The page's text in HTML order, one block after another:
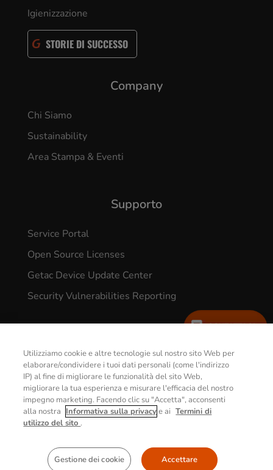
Igienizzazione
STORIE DI SUCCESSO
Company
Chi Siamo
Sustainability
Area Stampa & Eventi
Supporto
Service Portal
Open Source Licenses
Getac Device Update Center
Security Vulnerabilities Reporting
© 2026 GETAC. All Rights Reserved.
Informativa sulla PrivacyTermini d’uso
Policy Sui Cookie
CONTATTACI
Utilizziamo cookie e altre tecnologie sul nostro sito Web per
elaborare/condividere i tuoi dati personali (come l'indirizzo
IP) al fine di migliorare le funzionalità del sito Web,
migliorare la tua esperienza e misurare l'efficacia del nostro
impegno marketing. Facendo clic su "Accetta", acconsenti
alla nostra Informativa sulla privacye ai Termini di
utilizzo del sito .
Gestione dei cookie Accettare